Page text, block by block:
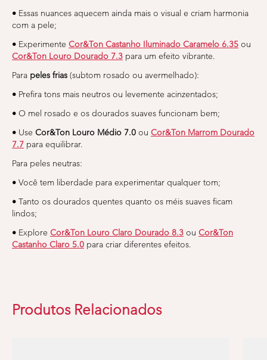
• Essas nuances aquecem ainda mais o visual e criam harmonia
com a pele;
• Experimente Cor&Ton Castanho Iluminado Caramelo 6.35 ou
Cor&Ton Louro Dourado 7.3 para um efeito vibrante.
Para peles frias (subtom rosado ou avermelhado):
• Prefira tons mais neutros ou levemente acinzentados;
• O mel rosado e os dourados suaves funcionam bem;
• Use Cor&Ton Louro Médio 7.0 ou Cor&Ton Marrom Dourado
7.7 para equilibrar.
Para peles neutras:
• Você tem liberdade para experimentar qualquer tom;
• Tanto os dourados quentes quanto os méis suaves ficam
lindos;
• Explore Cor&Ton Louro Claro Dourado 8.3 ou Cor&Ton
Castanho Claro 5.0 para criar diferentes efeitos.
Produtos Relacionados